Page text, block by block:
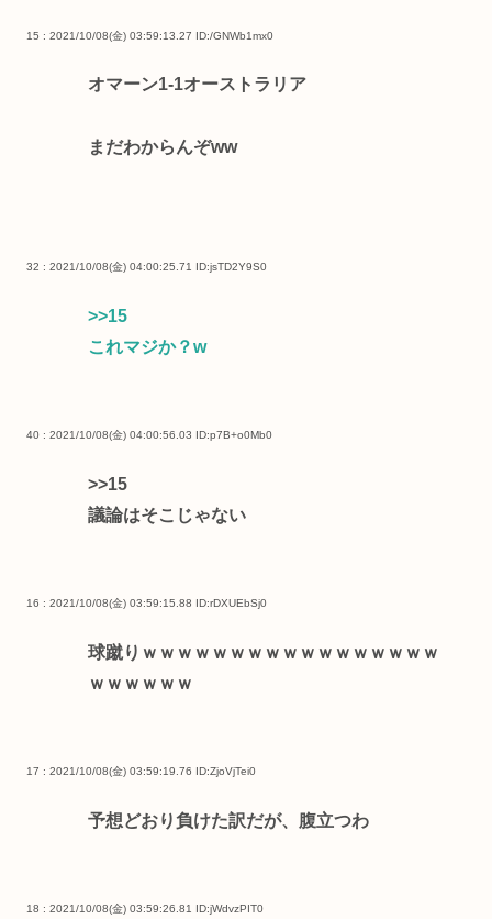
15 : 2021/10/08(金) 03:59:13.27 ID:/GNWb1mx0
オマーン1-1オーストラリア
まだわからんぞww
32 : 2021/10/08(金) 04:00:25.71 ID:jsTD2Y9S0
>>15
これマジか？w
40 : 2021/10/08(金) 04:00:56.03 ID:p7B+o0Mb0
>>15
議論はそこじゃない
16 : 2021/10/08(金) 03:59:15.88 ID:rDXUEbSj0
球蹴りｗｗｗｗｗｗｗｗｗｗｗｗｗｗｗｗｗ
ｗｗｗｗｗｗ
17 : 2021/10/08(金) 03:59:19.76 ID:ZjoVjTei0
予想どおり負けた訳だが、腹立つわ
18 : 2021/10/08(金) 03:59:26.81 ID:jWdvzPIT0